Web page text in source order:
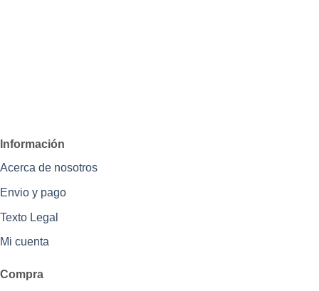
Información
Acerca de nosotros
Envio y pago
Texto Legal
Mi cuenta
Compra